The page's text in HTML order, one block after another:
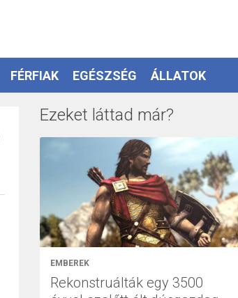
FÉRFIAK EGÉSZSÉG ÁLLATOK
Ezeket láttad már?
EMBEREK
Rekonstruálták egy 3500